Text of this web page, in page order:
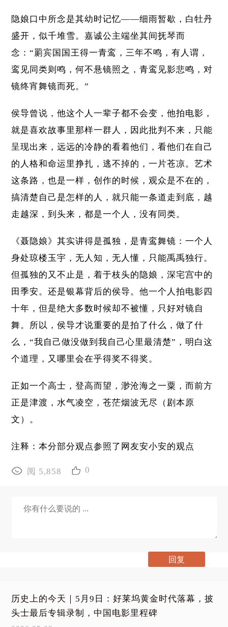
隐娘口中所念是其幼时记忆——细雨暂歇，白牡丹
盛开，似千堆雪。嘉诚公主端坐其间抚琴而
念：“罽宾国国王得一青鸾，三年不鸣，有人谓，
鸾见同类则鸣，何不悬镜照之，青鸾见影悲鸣，对
镜终宵舞镜而死。”
侯导曾说，他这个人一辈子都不会变，他拍电影，
就是喜欢故事里那样一群人，因此批判不来，只能
呈现出来，远远的冷静的看着他们，看他们在自己
的人格和命运里挣扎，逃不掉的，一片苍凉。艺术
这条路，也是一样，创作的时候，观众是不在的，
搞清楚自己是怎样的人，就只能一条道走到底，越
走越深，到头来，都是一个人，没有同类。
《聂隐娘》其实讲得是孤独，是青鸾舞镜：一个人
身处琼楼玉宇，无人知，无人懂，只能禹禹独行。
但孤独的又不止是，着于枝头的隐娘，深宅宫中的
田季安。还是银幕背后的侯导。他一个人拍电影四
十年，但是绝大多数时候却不被懂，只好对镜自
舞。所以，侯导才说重要的是拍了什么，做了什
么，“我自己做没做到我自己心里最清楚”，明白这
个道理，又哪里会在乎得奖不得奖。
正如一个高士，登高而望，渺沧海之一粟，而前方
正是津渡，水气凌空，苍茫烟波无尽（剧本原
文）。
注释：本分部分观点参照了网友安小安的观点
阅 5,858 0
历史上的今天｜5月9日：好莱坞黄金时代落幕，披
头士最后专辑录制，中国电影里程碑